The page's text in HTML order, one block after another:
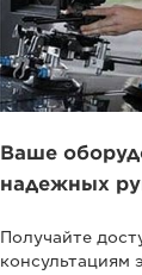
Ваше
надежных
Получайте
консультациям